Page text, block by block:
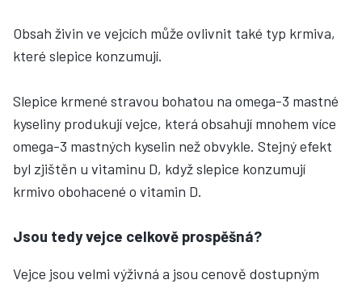
Obsah živin ve vejcích může ovlivnit také typ krmiva,
které slepice konzumují.
Slepice krmené stravou bohatou na omega-3 mastné
kyseliny produkují vejce, která obsahují mnohem více
omega-3 mastných kyselin než obvykle. Stejný efekt
byl zjištěn u vitaminu D, když slepice konzumují
krmivo obohacené o vitamin D.
Jsou tedy vejce celkově prospěšná?
Vejce jsou velmi výživná a jsou cenově dostupným